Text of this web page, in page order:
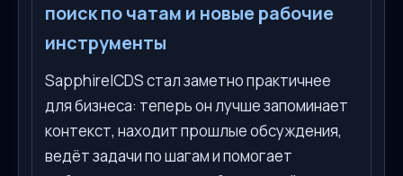
поиск по чатам и новые рабочие
инструменты
SapphireICDS стал заметно практичнее
для бизнеса: теперь он лучше запоминает
контекст, находит прошлые обсуждения,
ведёт задачи по шагам и помогает